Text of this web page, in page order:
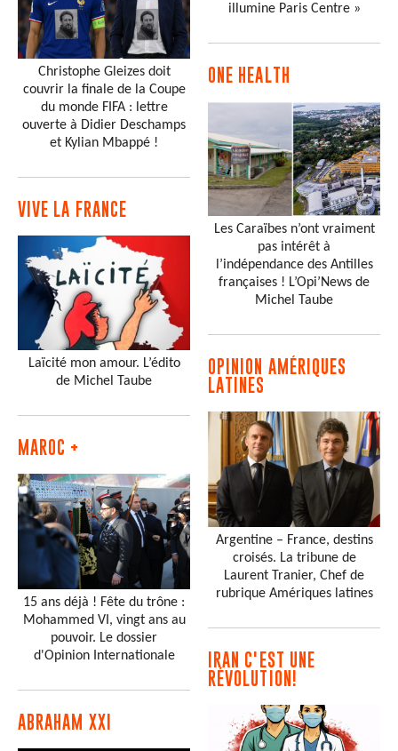
Christophe Gleizes doit
couvrir la finale de la Coupe
du monde FIFA : lettre
ouverte à Didier Deschamps
et Kylian Mbappé !
VIVE LA FRANCE
Laïcité mon amour. L’édito
de Michel Taube
MAROC +
15 ans déjà ! Fête du trône :
Mohammed VI, vingt ans au
pouvoir. Le dossier
d'Opinion Internationale
ABRAHAM XXI
illumine Paris Centre »
ONE HEALTH
Les Caraïbes n’ont vraiment
pas intérêt à
l’indépendance des Antilles
françaises ! L’Opi’News de
Michel Taube
OPINION AMÉRIQUES
LATINES
Argentine – France, destins
croisés. La tribune de
Laurent Tranier, Chef de
rubrique Amériques latines
IRAN C'EST UNE
RÉVOLUTION!